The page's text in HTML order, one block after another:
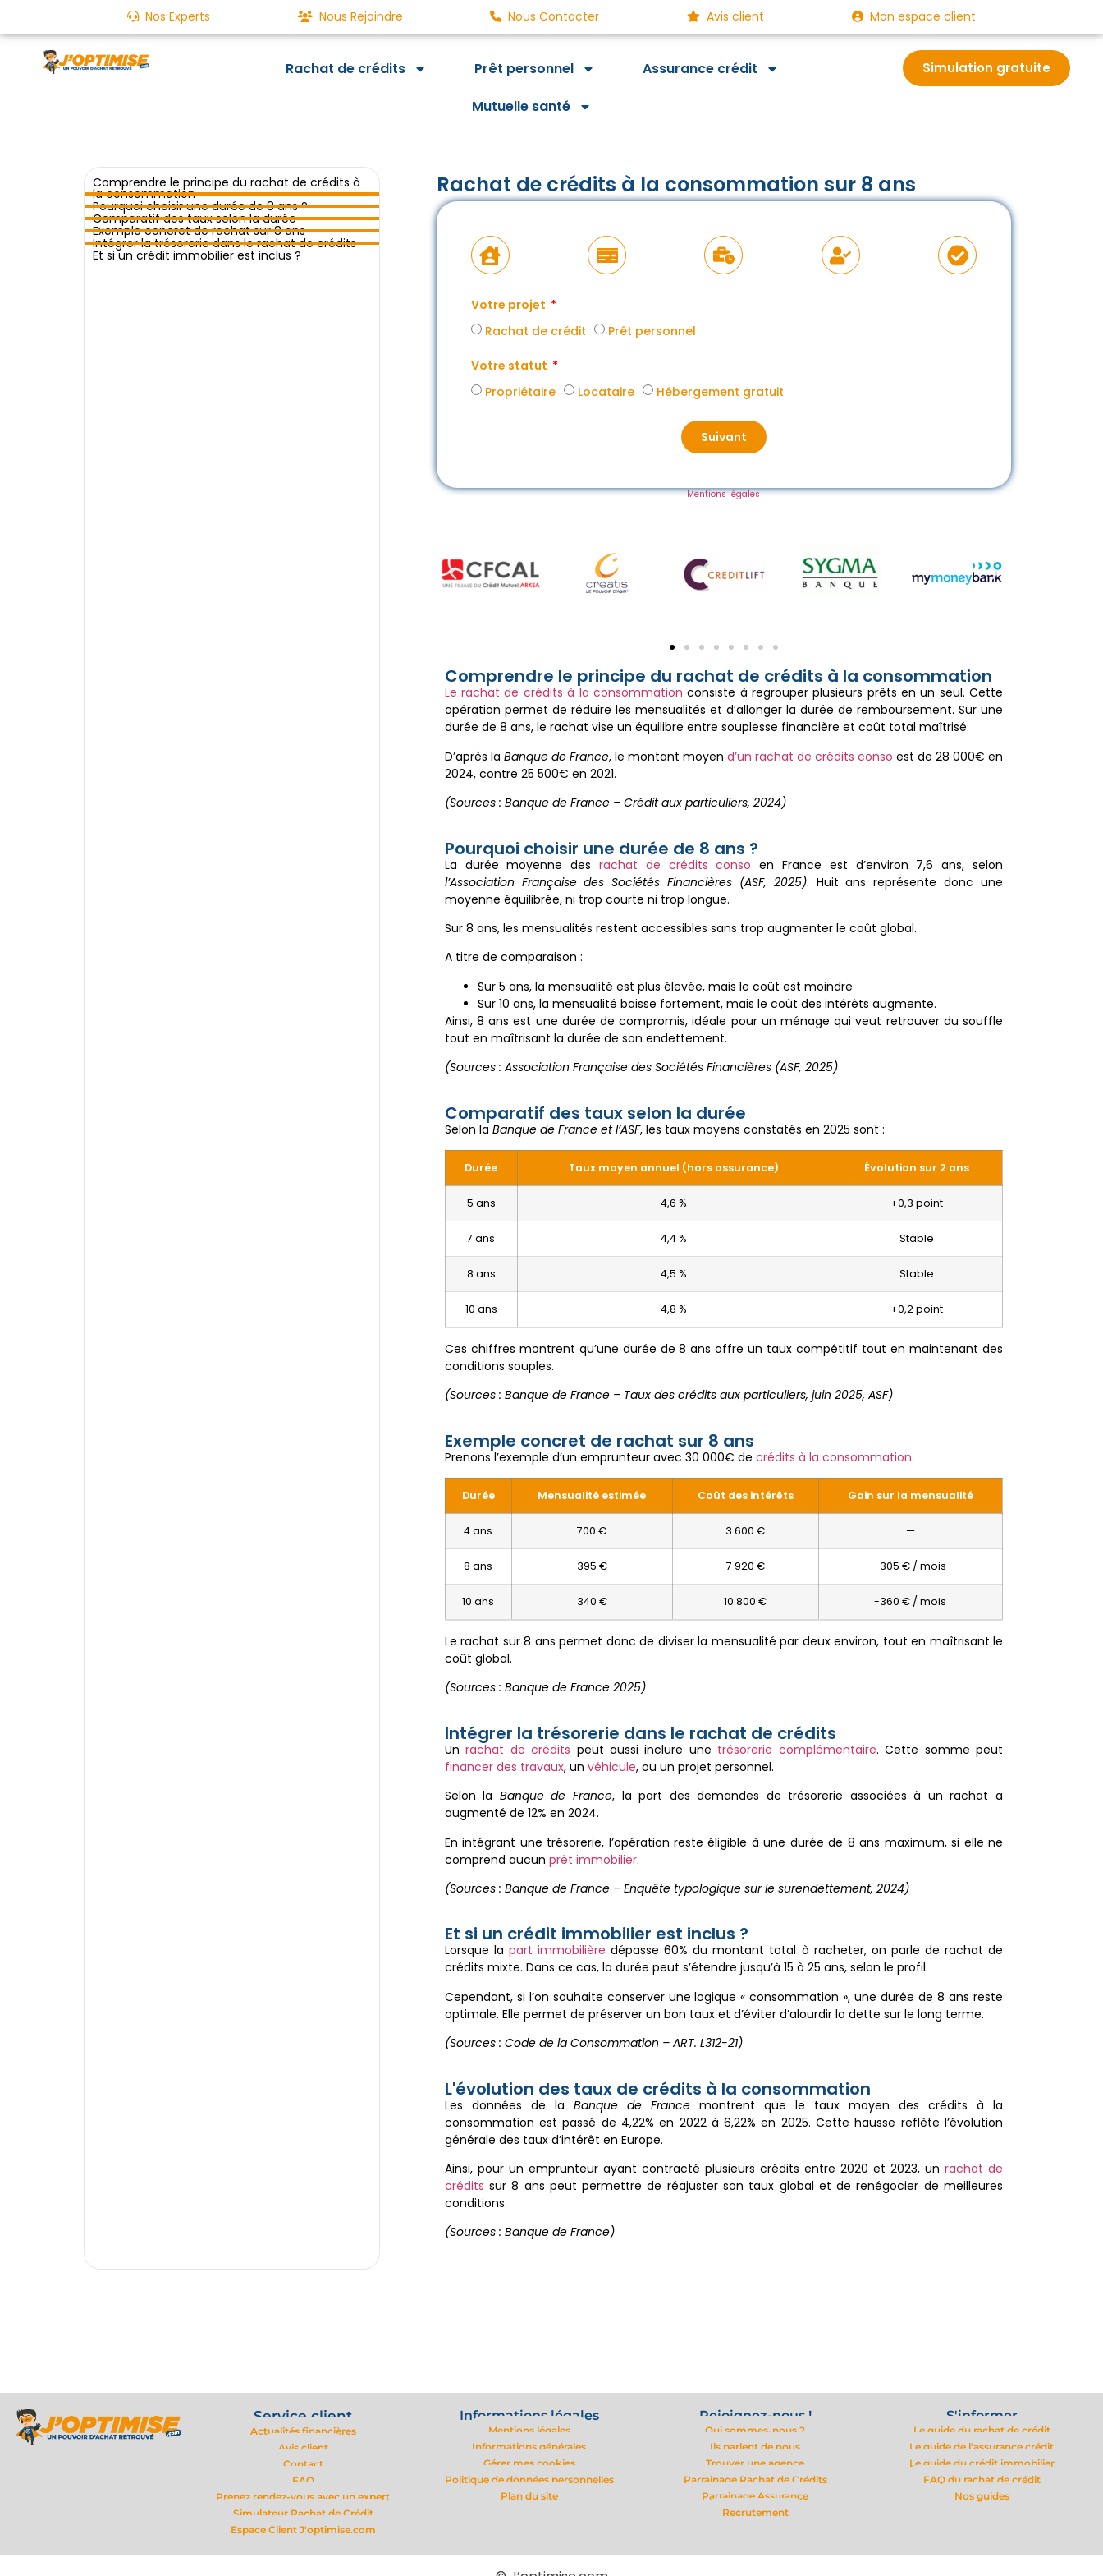
Nos Experts Nous Rejoindre Nous Contacter Avis client Mon espace client
Rachat de crédits Prêt personnel
Assurance crédit
Mutuelle santé
Simulation gratuite
Comprendre le principe du rachat de crédits à
la consommation
Pourquoi choisir une durée de 8 ans ?
Comparatif des taux selon la durée
Exemple concret de rachat sur 8 ans
Intégrer la trésorerie dans le rachat de crédits
Et si un crédit immobilier est inclus ?
Rachat de crédits à la consommation sur 8 ans
Votre projet
Rachat de crédit
Prêt personnel
Votre statut
Propriétaire
Locataire Hébergement gratuit
Suivant
Mentions légales
Comprendre le principe du rachat de crédits à la consommation
Le rachat de crédits à la consommation consiste à regrouper plusieurs prêts en un seul. Cette
opération permet de réduire les mensualités et d’allonger la durée de remboursement. Sur une
durée de 8 ans, le rachat vise un équilibre entre souplesse financière et coût total maîtrisé.
D’après la Banque de France, le montant moyen d’un rachat de crédits conso est de 28 000€ en
2024, contre 25 500€ en 2021.
(Sources : Banque de France – Crédit aux particuliers, 2024)
Pourquoi choisir une durée de 8 ans ?
La durée moyenne des rachat de crédits conso en France est d’environ 7,6 ans, selon
l’Association Française des Sociétés Financières (ASF, 2025). Huit ans représente donc une
moyenne équilibrée, ni trop courte ni trop longue.
Sur 8 ans, les mensualités restent accessibles sans trop augmenter le coût global.
A titre de comparaison :
Sur 5 ans, la mensualité est plus élevée, mais le coût est moindre
Sur 10 ans, la mensualité baisse fortement, mais le coût des intérêts augmente.
Ainsi, 8 ans est une durée de compromis, idéale pour un ménage qui veut retrouver du souffle
tout en maîtrisant la durée de son endettement.
(Sources : Association Française des Sociétés Financières (ASF, 2025)
Comparatif des taux selon la durée
Selon la Banque de France et l’ASF, les taux moyens constatés en 2025 sont :
Durée Taux moyen annuel (hors assurance) Évolution sur 2 ans
5 ans 4,6 % +0,3 point
7 ans 4,4 % Stable
8 ans 4,5 % Stable
10 ans 4,8 % +0,2 point
Ces chiffres montrent qu’une durée de 8 ans offre un taux compétitif tout en maintenant des
conditions souples.
(Sources : Banque de France – Taux des crédits aux particuliers, juin 2025, ASF)
Exemple concret de rachat sur 8 ans
Prenons l’exemple d’un emprunteur avec 30 000€ de crédits à la consommation.
Durée Mensualité estimée Coût des intérêts Gain sur la mensualité
4 ans 700 € 3 600 € —
8 ans 395 € 7 920 € -305 € / mois
10 ans 340 € 10 800 € -360 € / mois
Le rachat sur 8 ans permet donc de diviser la mensualité par deux environ, tout en maîtrisant le
coût global.
(Sources : Banque de France 2025)
Intégrer la trésorerie dans le rachat de crédits
Unrachat de crédits peut aussi inclure une trésorerie complémentaire. Cette somme peut
financer des travaux, un véhicule, ou un projet personnel.
Selon la Banque de France, la part des demandes de trésorerie associées à un rachat a
augmenté de 12% en 2024.
En intégrant une trésorerie, l’opération reste éligible à une durée de 8 ans maximum, si elle ne
comprend aucun prêt immobilier.
(Sources : Banque de France – Enquête typologique sur le surendettement, 2024)
Et si un crédit immobilier est inclus ?
Lorsque la part immobilière dépasse 60% du montant total à racheter, on parle de rachat de
crédits mixte. Dans ce cas, la durée peut s’étendre jusqu’à 15 à 25 ans, selon le profil.
Cependant, si l’on souhaite conserver une logique « consommation », une durée de 8 ans reste
optimale. Elle permet de préserver un bon taux et d’éviter d’alourdir la dette sur le long terme.
(Sources : Code de la Consommation – ART. L312-21)
L'évolution des taux de crédits à la consommation
Les données de la Banque de Francemontrent que le taux moyen des crédits à la
consommation est passé de 4,22% en 2022 à 6,22% en 2025. Cette hausse reflète l’évolution
générale des taux d’intérêt en Europe.
Ainsi, pour un emprunteur ayant contracté plusieurs crédits entre 2020 et 2023, un rachat de
crédits sur 8 ans peut permettre de réajuster son taux global et de renégocier de meilleures
conditions.
(Sources : Banque de France)
Service client
Actualités financières
Avis client
Contact
FAQ
Prenez rendez-vous avec un expert
Simulateur Rachat de Crédit
Espace Client J'optimise.com
Informations légales
Mentions légales
Informations générales
Gérer mes cookies
Politique de données personnelles
Plan du site
Rejoignez-nous !
Qui sommes-nous ?
Ils parlent de nous
Trouver une agence
Parrainage Rachat de Crédits
Parrainage Assurance
Recrutement
S'informer
Le guide du rachat de crédit
Le guide de l'assurance crédit
Le guide du crédit immobilier
FAQ du rachat de crédit
Nos guides